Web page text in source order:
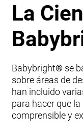
La
Babybright®se
sobre áreas de
han incluido
para hacer que
comprensible y